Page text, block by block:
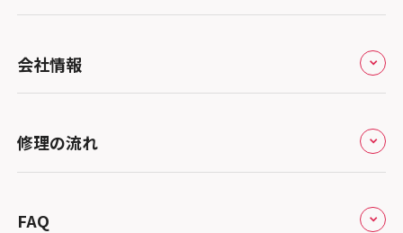
北海道・東北
スマホスピタル大丸札幌
関東
スマホスピタル宇都宮
スマホスピタル 高崎
北陸・甲信越
スマホスピタルアル・プラザ小松
東海
会社情報
会社概要
総務省登録業者
修理の流れ
FAQ